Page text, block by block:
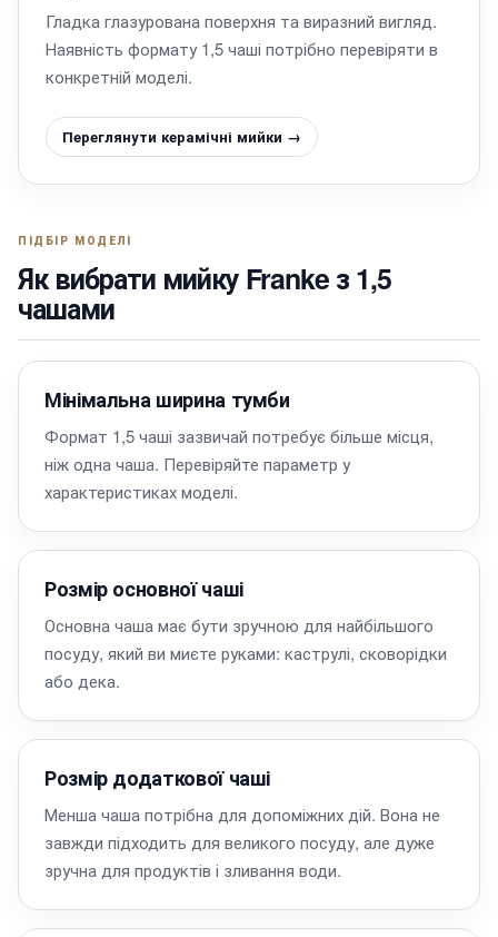
Гладка глазурована поверхня та виразний вигляд.
Наявність формату 1,5 чаші потрібно перевіряти в
конкретній моделі.
Переглянути керамічні мийки →
ПІДБІР МОДЕЛІ
Як вибрати мийку Franke з 1,5
чашами
Мінімальна ширина тумби
Формат 1,5 чаші зазвичай потребує більше місця,
ніж одна чаша. Перевіряйте параметр у
характеристиках моделі.
Розмір основної чаші
Основна чаша має бути зручною для найбільшого
посуду, який ви миєте руками: каструлі, сковорідки
або дека.
Розмір додаткової чаші
Менша чаша потрібна для допоміжних дій. Вона не
завжди підходить для великого посуду, але дуже
зручна для продуктів і зливання води.